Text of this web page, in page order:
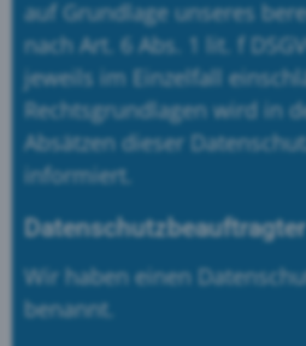
auf Grundlage unseres
nach Art. 6 Abs. 1 lit. f
jeweils im Einzelfall
Rechtsgrundlagen wird in
Absätzen dieser
informiert.
Datenschutz­beauftragter
Wir haben einen
benannt.